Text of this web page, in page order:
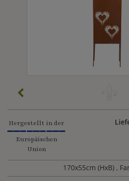
Hergestellt in der
Europäischen
Union
170x55cm (HxB) ,